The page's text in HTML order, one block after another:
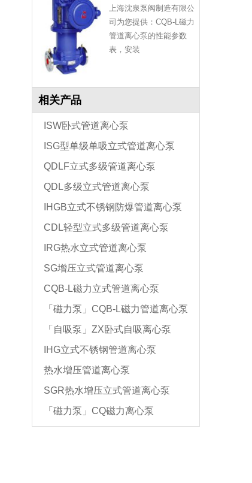
上海沈泉泵阀制造有限公
司为您提供：CQB-L磁力
管道离心泵的性能参数
表，安装
相关产品
ISW卧式管道离心泵
ISG型单级单吸立式管道离心泵
QDLF立式多级管道离心泵
QDL多级立式管道离心泵
IHGB立式不锈钢防爆管道离心泵
CDL轻型立式多级管道离心泵
IRG热水立式管道离心泵
SG增压立式管道离心泵
CQB-L磁力立式管道离心泵
「磁力泵」CQB-L磁力管道离心泵
「自吸泵」ZX卧式自吸离心泵
IHG立式不锈钢管道离心泵
热水增压管道离心泵
SGR热水增压立式管道离心泵
「磁力泵」CQ磁力离心泵